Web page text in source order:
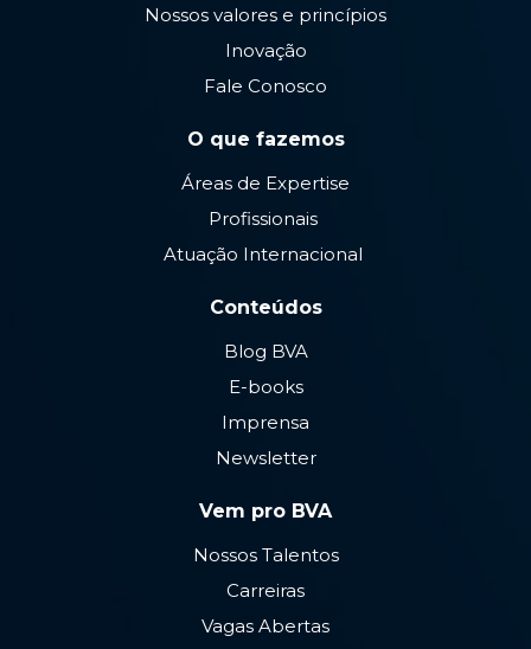
Nossos valores e princípios
Inovação
Fale Conosco
O que fazemos
Áreas de Expertise
Profissionais
Atuação Internacional
Conteúdos
Blog BVA
E-books
Imprensa
Newsletter
Vem pro BVA
Nossos Talentos
Carreiras
Vagas Abertas